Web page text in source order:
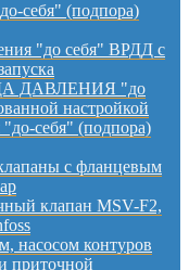
себя" (подпора)
"до себя" ВРДД с
ДАВЛЕНИЯ "до
настройкой
"до-себя" (подпора)
с фланцевым
клапан MSV-F2,
насосом контуров
приточной